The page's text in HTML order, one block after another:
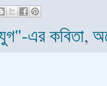
এর কবিতা,